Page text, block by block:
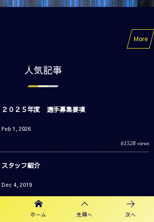
More
人気記事
２０２５年度 選手募集要項
Feb 1, 2026
61528 views
スタッフ紹介
Dec 4, 2019
42897 views
ホーム 先頭へ 次へ